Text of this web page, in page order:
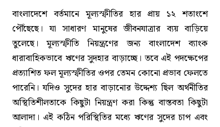
বাংলাদেশে বর্তমানে মূল্যস্ফীতির হার প্রায় ১২ শতাংশে
পৌঁছেছে। যা সাধারণ মানুষের জীবনযাত্রার ব্যয় বাড়িয়ে
তুলেছে। মূল্যস্ফীতি নিয়ন্ত্রণের জন্য বাংলাদেশ ব্যাংক
ধারাবাহিকভাবে ঋণের সুদহার বাড়াচ্ছে। তবে এই পদক্ষেপের
প্রত্যাশিত ফল মূল্যস্ফীতির ওপর তেমন কোনো প্রভাব ফেলতে
পারেনি। যদিও সুদের হার বাড়ানোর উদ্দেশ্য ছিল অর্থনীতির
অস্থিতিশীলতাকে কিছুটা নিয়ন্ত্রণ করা কিন্তু বাস্তবতা কিছুটা
আলাদা। এই কঠিন পরিস্থিতির মধ্যে ঋণের সুদের চাপ এবং